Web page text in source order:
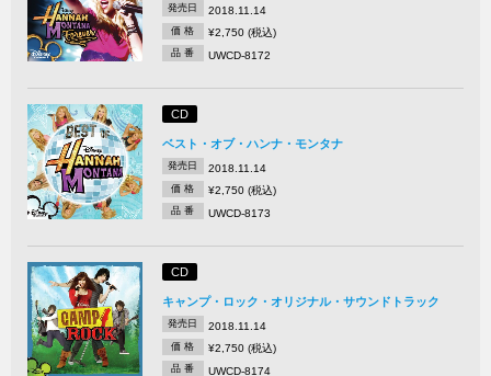
発売日 2018.11.14
価 格 ¥2,750 (税込)
品 番 UWCD-8172
CD
ベスト・オブ・ハンナ・モンタナ
発売日 2018.11.14
価 格 ¥2,750 (税込)
品 番 UWCD-8173
CD
キャンプ・ロック・オリジナル・サウンドトラック
発売日 2018.11.14
価 格 ¥2,750 (税込)
品 番 UWCD-8174